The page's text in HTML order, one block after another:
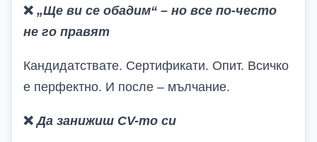
❌ „Ще ви се обадим“ – но все по-често
не го правят
Кандидатствате. Сертификати. Опит. Всичко
е перфектно. И после – мълчание.
❌ Да занижиш CV-то си